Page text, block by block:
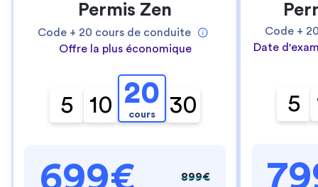
Permis Zen
Code + 20 cours de conduite
Offre la plus économique
5 10 20
cours 30
699€
899€
Code +
Date
5